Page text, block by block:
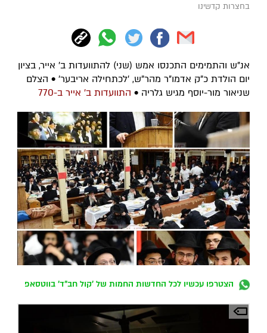
בחצרות קדשינו
אנ"ש והתמימים התכנסו אמש (שני) להתוועדות ב' אייר, בציון
יום הולדת כ"ק אדמו"ר מהר"ש, 'לכתחילה אריבער' • הצלם
שניאור מור-יוסף מגיש גלריה • התוועדות ב' אייר ב-770
הצטרפו עכשיו לכל החדשות החמות של 'קול חב"ד' בווטסאפ